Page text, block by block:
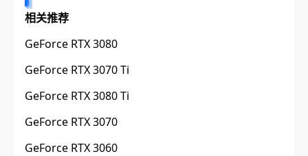
相关推荐
GeForce RTX 3080
GeForce RTX 3070 Ti
GeForce RTX 3080 Ti
GeForce RTX 3070
GeForce RTX 3060